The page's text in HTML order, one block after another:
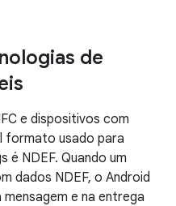
de
e dispositivos com
formato usado para
é NDEF. Quando um
dados NDEF, o Android
e na entrega